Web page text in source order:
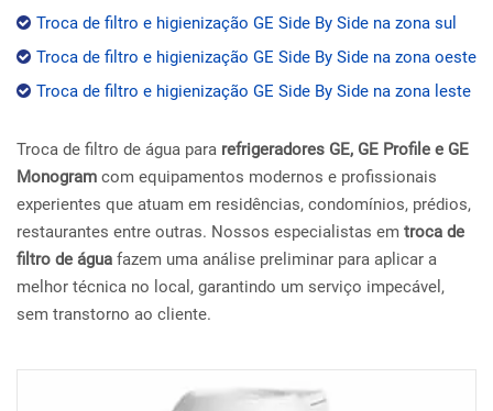
Troca de filtro e higienização GE Side By Side na zona sul
Troca de filtro e higienização GE Side By Side na zona oeste
Troca de filtro e higienização GE Side By Side na zona leste
Troca de filtro de água para refrigeradores GE, GE Profile e GE
Monogram com equipamentos modernos e profissionais
experientes que atuam em residências, condomínios, prédios,
restaurantes entre outras. Nossos especialistas em troca de
filtro de água fazem uma análise preliminar para aplicar a
melhor técnica no local, garantindo um serviço impecável,
sem transtorno ao cliente.